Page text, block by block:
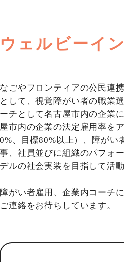
ウェルビーイ
なごやフロンティアの公民連
として、視覚障がい者の職業
ーチとして名古屋市内の企業
屋市内の企業の法定雇用率を
0%、目標80%以上）、障がい
事、社員並びに組織のパフォ
デルの社会実装を目指して活
障がい者雇用、企業内コーチ
ご連絡をお待ちしています。